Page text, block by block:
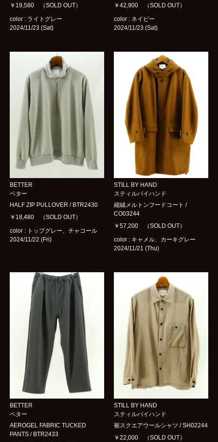
￥19,580 （SOLD OUT）
color : ライトグレー
2024/11/23 (Sat)
￥42,900 （SOLD OUT）
color : ネイビー
2024/11/23 (Sat)
BETTER
ベター
HALF ZIP PULLOVER / BTR2430
￥18,480 （SOLD OUT）
color : トップグレー、チャコール
2024/11/22 (Fri)
STILL BY HAND
スティルバイハンド
縮絨メルトンフードコート /
CO03244
￥57,200 （SOLD OUT）
color : キャメル、カーキグレー
2024/11/21 (Thu)
BETTER
ベター
AEROGEL FABRIC TUCKED
PANTS / BTR2433
STILL BY HAND
スティルバイハンド
裾スクエアウールシャツ / SH02244
￥22,000 （SOLD OUT）